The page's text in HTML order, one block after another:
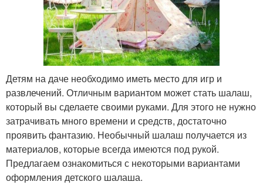
Детям на даче необходимо иметь место для игр и
развлечений. Отличным вариантом может стать шалаш,
который вы сделаете своими руками. Для этого не нужно
затрачивать много времени и средств, достаточно
проявить фантазию. Необычный шалаш получается из
материалов, которые всегда имеются под рукой.
Предлагаем ознакомиться с некоторыми вариантами
оформления детского шалаша.